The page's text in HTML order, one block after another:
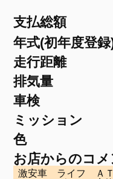
支払総額
年式(初年度登録
走行距離
排気量
車検
ミッション
色
お店からのコメ
激安車 ライフ Ａ